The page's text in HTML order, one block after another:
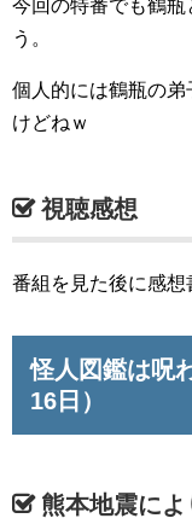
今回の特番でも鶴
う。
個人的には鶴瓶の
けどねｗ
視聴感想
番組を見た後に感想
怪人図鑑は呪
16日）
熊本地震に